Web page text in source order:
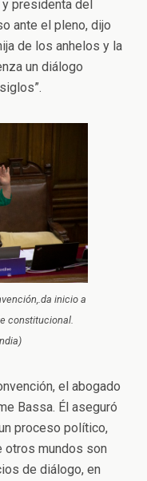
presidenta del
ante el pleno, dijo
de los anhelos y la
un diálogo
inicio a
constitucional.
el abogado
Bassa. Él aseguró
proceso político,
otros mundos son
de diálogo, en